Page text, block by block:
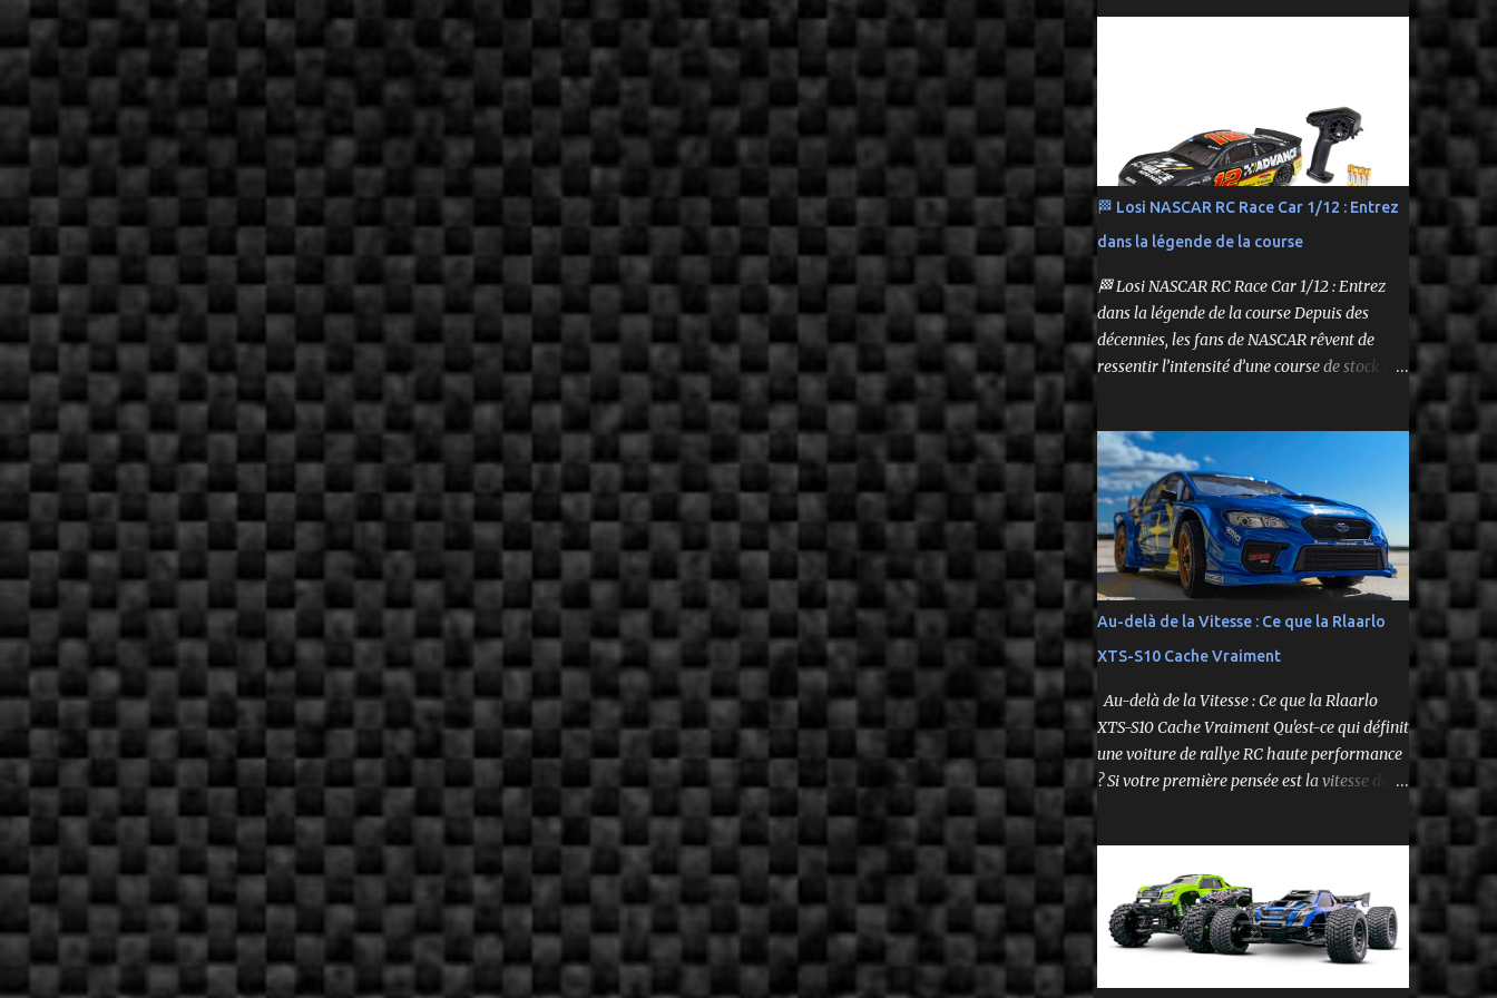
Carrosserie peinte et décorée Radio à volant
🏁 Losi NASCAR RC Race Car 1/12 : Entrez
dans la légende de la course
🏁 Losi NASCAR RC Race Car 1/12 : Entrez
dans la légende de la course Depuis des
décennies, les fans de NASCAR rêvent de
ressentir l’intensité d’une course de stock car
bolide pas comme les autres : une voiture de
course radiocommandée à l’échelle 1/12,
fidèle à l’univers NASCAR, prête à foncer sur
n’importe quelle surface plate. Voici le Losi
NASCAR RC Race Car , dans sa version Ryan
Blaney No. 12 Advance Auto Parts Ford
Mustang RTR 2025 .
Au-delà de la Vitesse : Ce que la Rlaarlo
XTS-S10 Cache Vraiment
Au-delà de la Vitesse : Ce que la Rlaarlo
XTS-S10 Cache Vraiment Qu'est-ce qui définit
une voiture de rallye RC haute performance
? Si votre première pensée est la vitesse de
pointe affichée sur la boîte, vous ne voyez
impressionnants se cachent souvent dans la
conception, les matériaux et la philosophie
du produit. Plongeons dans les aspects
surprenants qui font de cette machine bien